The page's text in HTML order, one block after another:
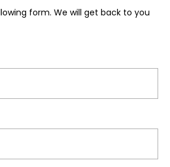
form. We will get back to you